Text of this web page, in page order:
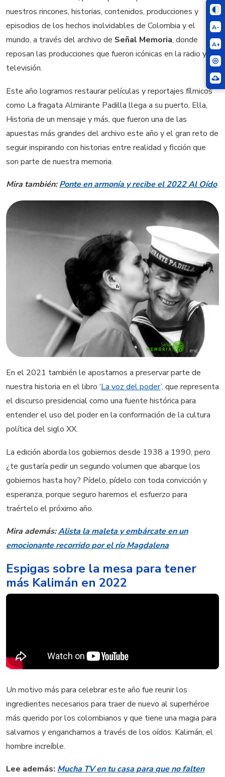
A-
A+
nuestros rincones, historias, contenidos, producciones y
episodios de los hechos inolvidables de Colombia y el
mundo, a través del archivo de Señal Memoria, donde
reposan las producciones que fueron icónicas en la radio y la
televisión.
Este año logramos restaurar películas y reportajes fílmicos
como La fragata Almirante Padilla llega a su puerto, Ella,
Historia de un mensaje y más, que fueron una de las
apuestas más grandes del archivo este año y el gran reto de
seguir inspirando con historias entre realidad y ficción que
son parte de nuestra memoria.
Mira también:Ponte en armonía y recibe el 2022 Al Oído
En el 2021 también le apostamos a preservar parte de
nuestra historia en el libro ‘La voz del poder’, que representa
el discurso presidencial como una fuente histórica para
entender el uso del poder en la conformación de la cultura
política del siglo XX.
La edición aborda los gobiernos desde 1938 a 1990, pero
¿te gustaría pedir un segundo volumen que abarque los
gobiernos hasta hoy? Pídelo, pídelo con toda convicción y
esperanza, porque seguro haremos el esfuerzo para
traértelo el próximo año.
Mira además:Alista la maleta y embárcate en un
emocionante recorrido por el río Magdalena
Espigas sobre la mesa para tener
más Kalimán en 2022
Un motivo más para celebrar este año fue reunir los
ingredientes necesarios para traer de nuevo al superhéroe
más querido por los colombianos y que tiene una magia para
salvarnos y engancharnos a través de los oídos: Kalimán, el
hombre increíble.
Lee además: Mucha TV en tu casa para que no falten